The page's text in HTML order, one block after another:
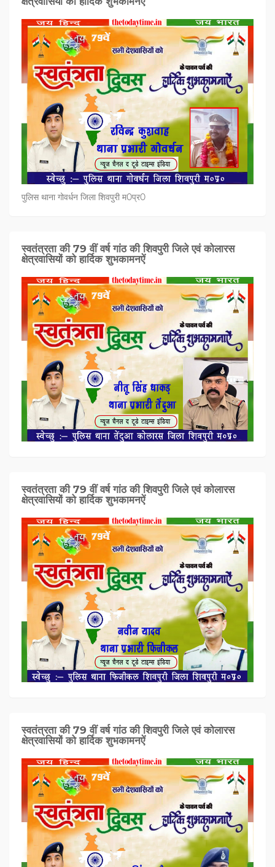
पुलिस थाना गोवर्धन जिला शिवपुरी म0प्र0
स्वतंत्रता की 79 वीं वर्ष गांठ की शिवपुरी जिले एवं कोलारस
क्षेत्रवासियों को हार्दिक शुभकामनऐं
स्वतंत्रता की 79 वीं वर्ष गांठ की शिवपुरी जिले एवं कोलारस
क्षेत्रवासियों को हार्दिक शुभकामनऐं
स्वतंत्रता की 79 वीं वर्ष गांठ की शिवपुरी जिले एवं कोलारस
क्षेत्रवासियों को हार्दिक शुभकामनऐं